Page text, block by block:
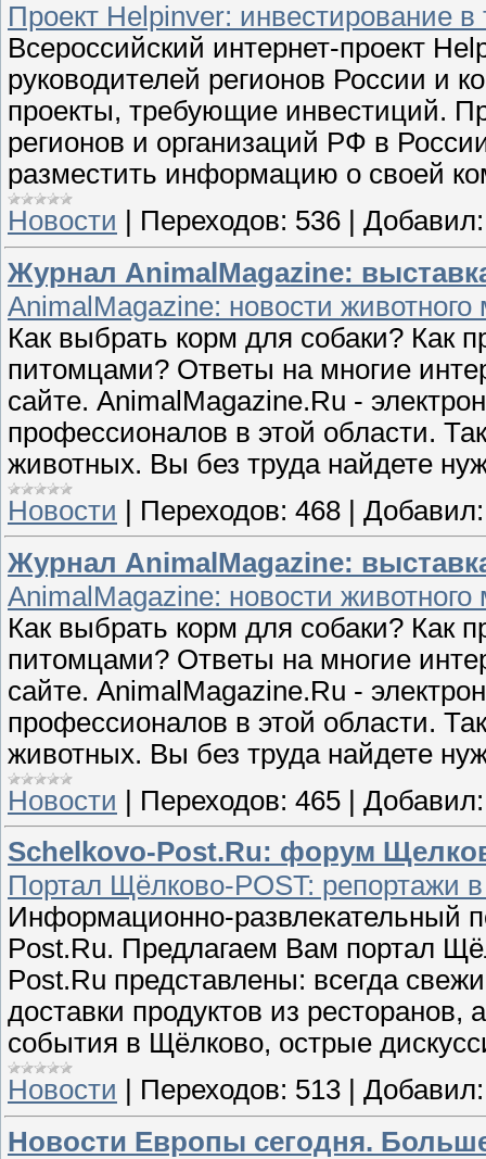
Проект Helpinver: инвестирование
Всероссийский интернет-проект
руководителей регионов России и
проекты, требующие инвестиций.
регионов и организаций РФ в
разместить информацию о своей
Новости
Переходов: 536
Добавил:
Журнал AnimalMagazine:
AnimalMagazine: новости
Как выбрать корм для собаки? Как
питомцами? Ответы на многие
сайте. AnimalMagazine.Ru -
профессионалов в этой области.
животных. Вы без труда найдете
Новости
Переходов: 468
Добавил:
Журнал AnimalMagazine:
AnimalMagazine: новости
Как выбрать корм для собаки? Как
питомцами? Ответы на многие
сайте. AnimalMagazine.Ru -
профессионалов в этой области.
животных. Вы без труда найдете
Новости | Переходов: 465 | Добавил:
Schelkovo-Post.Ru: форум
Портал Щёлково-POST: репортажи
Информационно-развлекательный
Post.Ru. Предлагаем Вам портал
Post.Ru представлены: всегда
доставки продуктов из
события в Щёлково, острые
Новости
Переходов: 513
Добавил:
Новости Европы сегодня.